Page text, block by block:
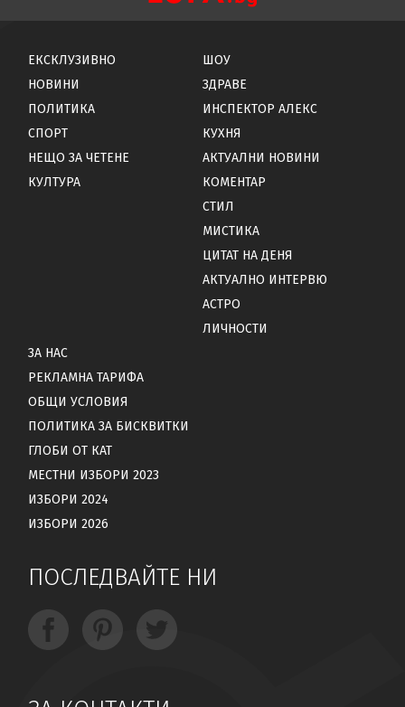
ЕКСКЛУЗИВНО
НОВИНИ
ПОЛИТИКА
СПОРТ
НЕЩО ЗА ЧЕТЕНЕ
КУЛТУРА
ШОУ
ЗДРАВЕ
ИНСПЕКТОР АЛЕКС
КУХНЯ
АКТУАЛНИ НОВИНИ
КОМЕНТАР
СТИЛ
МИСТИКА
ЦИТАТ НА ДЕНЯ
АКТУАЛНО ИНТЕРВЮ
АСТРО
ЛИЧНОСТИ
ЗА НАС
РЕКЛАМНА ТАРИФА
ОБЩИ УСЛОВИЯ
ПОЛИТИКА ЗА БИСКВИТКИ
ГЛОБИ ОТ КАТ
МЕСТНИ ИЗБОРИ 2023
ИЗБОРИ 2024
ИЗБОРИ 2026
ПОСЛЕДВАЙТЕ НИ